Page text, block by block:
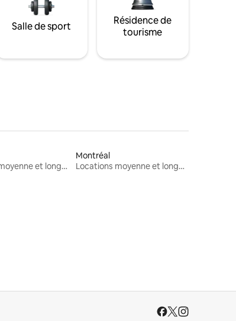
Salle de sport
Résidence de
tourisme
Locations moyenne et longue durée
Montréal
Locations moyenne et longue durée